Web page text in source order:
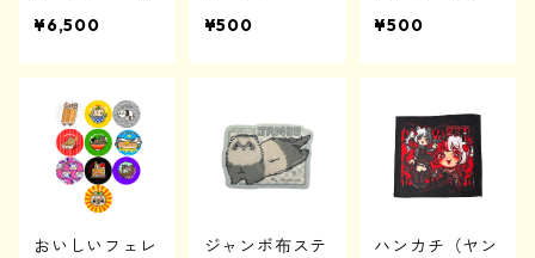
¥6,500
¥500
¥500
おいしいフェレ
ジャンボ布ステ
ハンカチ（ヤン